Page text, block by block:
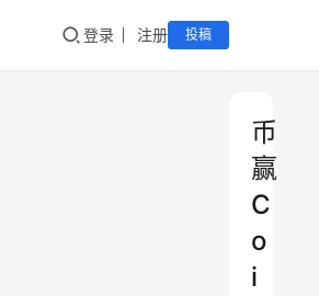
登录 注册 投稿
币
赢
C
o
i